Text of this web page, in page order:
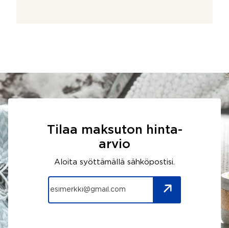
Tilaa maksuton hinta-
arvio
Aloita syöttämällä sähköpostisi.